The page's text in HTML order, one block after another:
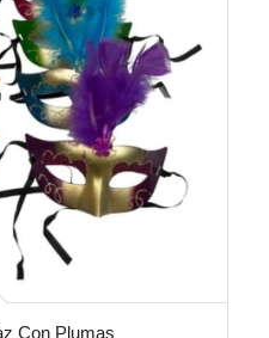
Con Plumas